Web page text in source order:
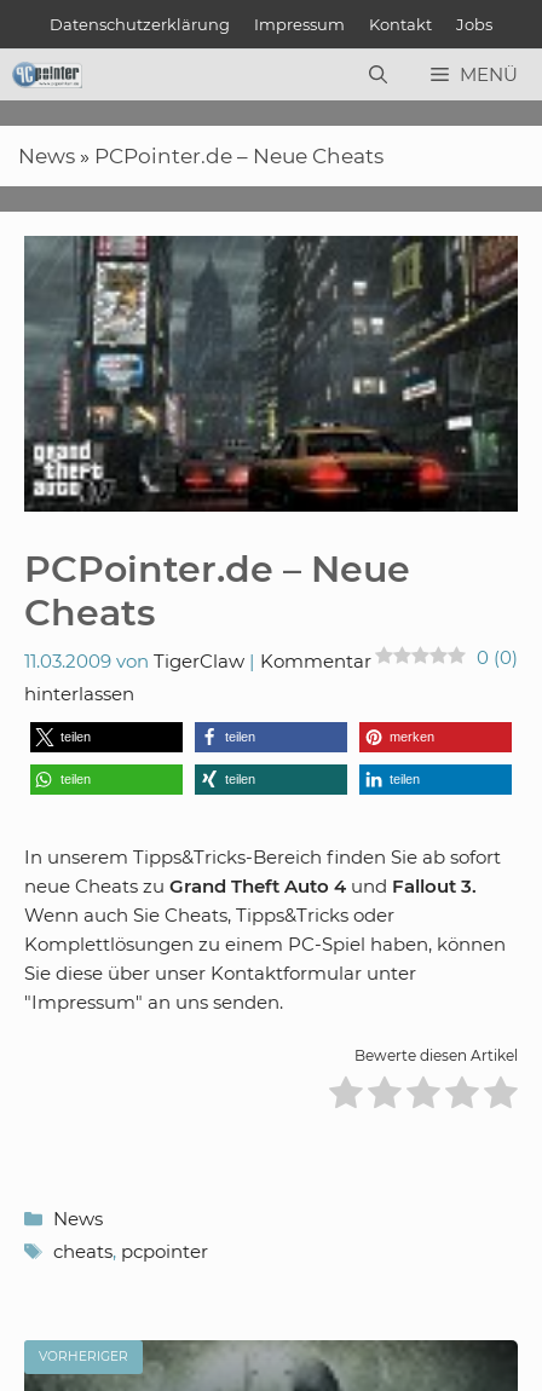
springen
Datenschutzerklärung Impressum Kontakt Jobs
MENÜ
News » PCPointer.de – Neue Cheats
PCPointer.de – Neue
Cheats
11.03.2009 von TigerClaw 0 (0)
Kommentar
hinterlassen
teilen teilen merken
teilen teilen teilen
In unserem Tipps&Tricks-Bereich finden Sie ab sofort
neue Cheats zu Grand Theft Auto 4 und Fallout 3.
Wenn auch Sie Cheats, Tipps&Tricks oder
Komplettlösungen zu einem PC-Spiel haben, können
Sie diese über unser Kontaktformular unter
"Impressum" an uns senden.
Bewerte diesen Artikel
Kategorien
News
Schlagwörter
cheats, pcpointer
VORHERIGER